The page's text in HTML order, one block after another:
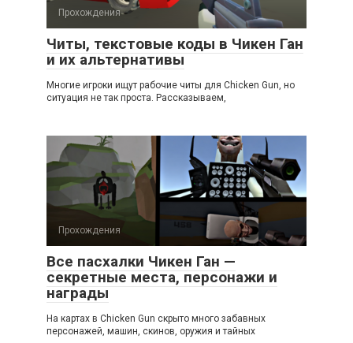
Прохождения
Читы, текстовые коды в Чикен Ган
и их альтернативы
Многие игроки ищут рабочие читы для Chicken Gun, но
ситуация не так проста. Рассказываем,
Прохождения
Все пасхалки Чикен Ган —
секретные места, персонажи и
награды
На картах в Chicken Gun скрыто много забавных
персонажей, машин, скинов, оружия и тайных